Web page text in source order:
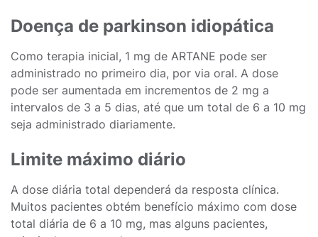
Doença de parkinson idiopática
Como terapia inicial, 1 mg de ARTANE pode ser
administrado no primeiro dia, por via oral. A dose
pode ser aumentada em incrementos de 2 mg a
intervalos de 3 a 5 dias, até que um total de 6 a 10 mg
seja administrado diariamente.
Limite máximo diário
A dose diária total dependerá da resposta clínica.
Muitos pacientes obtém benefício máximo com dose
total diária de 6 a 10 mg, mas alguns pacientes,